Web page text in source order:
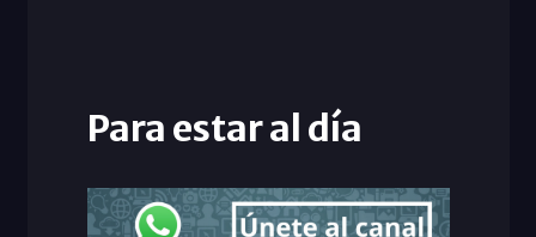
Para estar al día